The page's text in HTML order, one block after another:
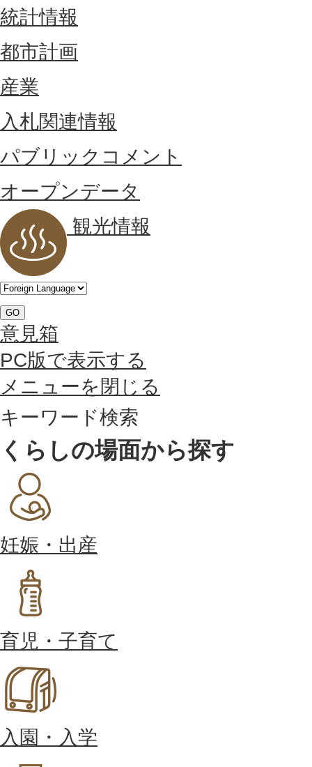
統計情報
都市計画
産業
入札関連情報
パブリックコメント
オープンデータ
観光情報
GO
意見箱
PC版で表示する
メニューを閉じる
キーワード検索
くらしの場面から探す
妊娠・出産
育児・子育て
入園・入学